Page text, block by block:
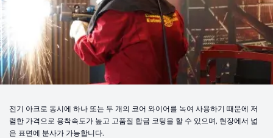
전기 아크로 동시에 하나 또는 두 개의 코어 와이어를 녹여 사용하기 때문에 저
렴한 가격으로 용착속도가 높고 고품질 합금 코팅을 할 수 있으며, 현장에서 넓
은 표면에 분사가 가능합니다.